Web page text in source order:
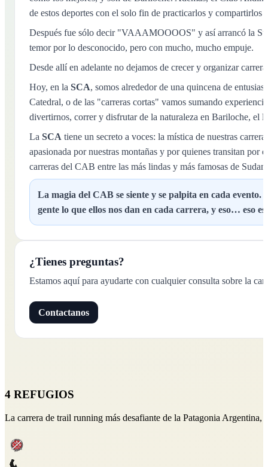
de estos deportes con el solo fin de practicarlos y compartirlos
Después fue sólo decir "VAAAMOOOOS" y así arrancó la
temor por lo desconocido, pero con mucho, mucho empuje.
Desde allí en adelante no dejamos de crecer y organizar
Hoy, en la SCA, somos alrededor de una quincena de
Catedral, o de las "carreras cortas" vamos sumando
divertirnos, correr y disfrutar de la naturaleza en Bariloche, el
La SCA tiene un secreto a voces: la mística de nuestras
apasionada por nuestras montañas y por quienes transitan
carreras del CAB entre las más lindas y más famosas de
La magia del CAB se siente y se palpita en cada
gente lo que ellos nos dan en cada carrera, y eso… eso
¿Tienes preguntas?
Estamos aquí para ayudarte con cualquier consulta sobre la
Contactanos
4 REFUGIOS
La carrera de trail running más desafiante de la Patagonia Argentina,